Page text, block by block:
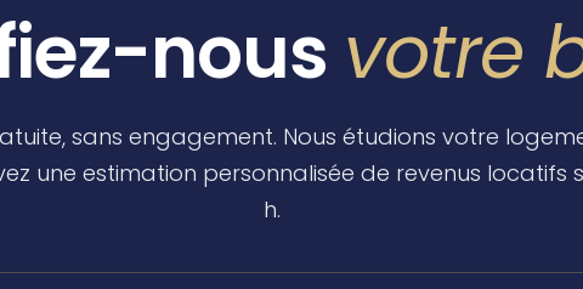
nous votre
sans engagement. Nous étudions votre
une estimation personnalisée de revenus locatifs
h.